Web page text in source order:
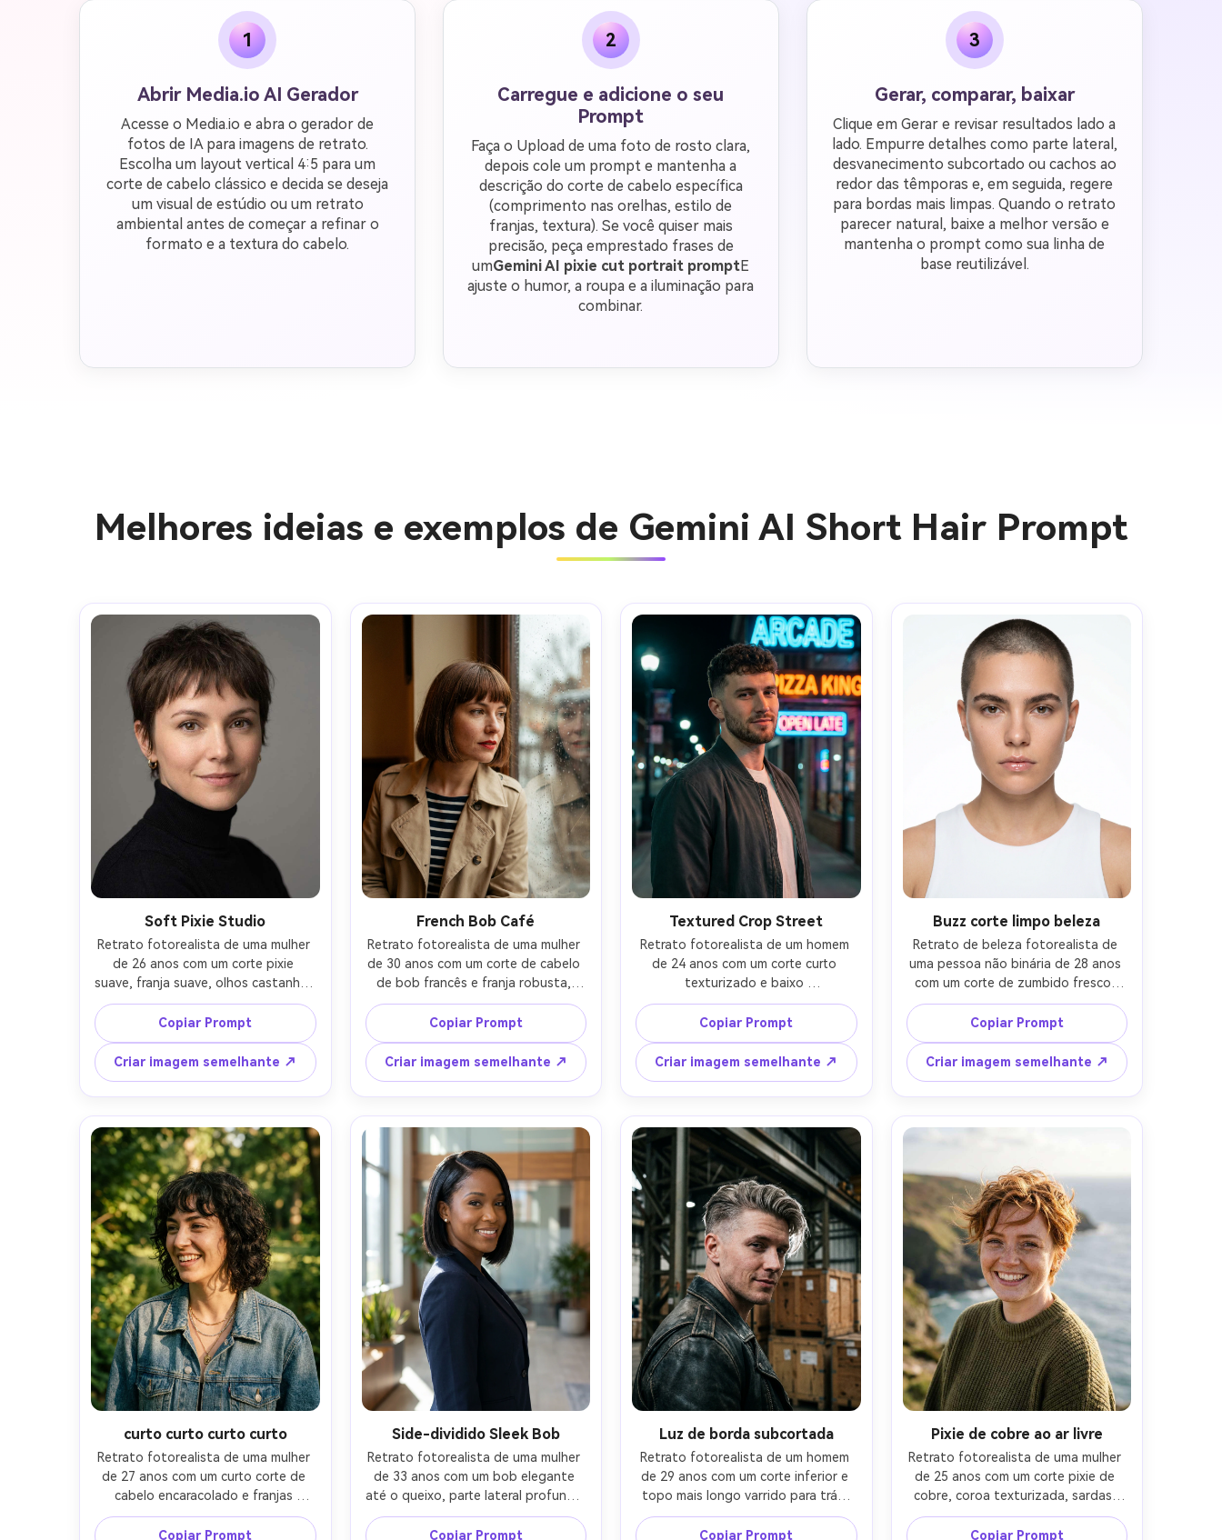
1
Abrir Media.io AI Gerador
Acesse o Media.io e abra o gerador de
fotos de IA para imagens de retrato.
Escolha um layout vertical 4:5 para um
corte de cabelo clássico e decida se deseja
um visual de estúdio ou um retrato
ambiental antes de começar a refinar o
formato e a textura do cabelo.
2
Carregue e adicione o seu
Prompt
Faça o Upload de uma foto de rosto clara,
depois cole um prompt e mantenha a
descrição do corte de cabelo específica
(comprimento nas orelhas, estilo de
franjas, textura). Se você quiser mais
precisão, peça emprestado frases de
umGemini AI pixie cut portrait promptE
ajuste o humor, a roupa e a iluminação para
combinar.
3
Gerar, comparar, baixar
Clique em Gerar e revisar resultados lado a
lado. Empurre detalhes como parte lateral,
desvanecimento subcortado ou cachos ao
redor das têmporas e, em seguida, regere
para bordas mais limpas. Quando o retrato
parecer natural, baixe a melhor versão e
mantenha o prompt como sua linha de
base reutilizável.
Melhores ideias e exemplos de Gemini AI Short Hair Prompt
Soft Pixie Studio
Retrato fotorealista de uma mulher
de 26 anos com um corte pixie
suave, franja suave, olhos castanhos
quentes, sorriso sutil, usando uma
gola rotulada preta e pequenos
aros dourados, pano de fundo de
estúdio cinza limpo, luz de chave
softbox com preenchimento suave,
Canon EOS R5, 85mm f/1.4,
profundidade de campo rasa,
enquadramento apertado da cabeça
e dos ombros, humor calmo e
confiante, textura natural da pele e
detalhes finos do cabelo, foco
nítido, alta resolução, classificação
de cores neutras, qualidade
editorial- -ar 4:5
Copiar Prompt
Criar imagem semelhante ↗
French Bob Café
Retrato fotorealista de uma mulher
de 30 anos com um corte de cabelo
de bob francês e franja robusta,
cabelo castanha, batom vermelho,
usando um trenchcoat bege e top
listrado, sentado perto de uma
janela de café com gotas de chuva,
luz suave da janela nublada, Sony
A7IV, 50mm f/1.2, ângulo de três
quartos, close-up médio, humor
cinematográfico acolhedor, poros
realistas e pelos voadores, sombras
naturais, alta resolução, grão de
filme sutil, cor quente Grau-AR 4:5
Copiar Prompt
Criar imagem semelhante ↗
Textured Crop Street
Retrato fotorealista de um homem
de 24 anos com um corte curto
texturizado e baixo
desvanecimento, cabelo
encaracolado escuro, linha de
mandíbula definida, usando uma
jaqueta de bombardeiro de carvão e
camiseta branca, fundo de rua
urbana com sinalização de neon
bokeh, cena noturna com luz de
borda e brilho de neon prático,
Nikon Z8, 85mm f/1.8, molduras ao
nível dos olhos, retrato de meio
corpo, humor moderno enérgico,
textura realista da pele, bordas de
cabelo nítidas, alta resolução,
classificação cinematográfica azul-
laranja-AR 4:5
Copiar Prompt
Criar imagem semelhante ↗
Buzz corte limpo beleza
Retrato de beleza fotorealista de
uma pessoa não binária de 28 anos
com um corte de zumbido fresco,
textura mesmo de estampa,
sobrancelhas fortes, maquiagem
mínima com lábios brilhantes,
usando um top branco sem mangas,
pano de fundo de estúdio branco
sem costura, iluminação de beleza
de alto nível com preenchimento
humor sereno e poderoso, textura
de pele ultra-real, destaques limpos,
foco nítido, alta resolução, grau
editorial moderno-AR 4:5
Copiar Prompt
Criar imagem semelhante ↗
curto curto curto curto
Retrato fotorealista de uma mulher
de 27 anos com um curto corte de
cabelo encaracolado e franjas
piecey, cachos escuros enquadrando
as bochechas, usando uma jaqueta
Copiar Prompt
Side-dividido Sleek Bob
Retrato fotorealista de uma mulher
de 33 anos com um bob elegante
até o queixo, parte lateral profunda,
cabelo preto brilhante, usando um
blazer marinho sob medida e tachos
Copiar Prompt
Luz de borda subcortada
Retrato fotorealista de um homem
de 29 anos com um corte inferior e
topo mais longo varrido para trás,
destaques loiro-cinza, leve sorriso,
usando uma jaqueta de couro,
Copiar Prompt
Pixie de cobre ao ar livre
Retrato fotorealista de uma mulher
de 25 anos com um corte pixie de
cobre, coroa texturizada, sardas,
usando um suéter de malha
azeitona, vista para o penhasco
Copiar Prompt